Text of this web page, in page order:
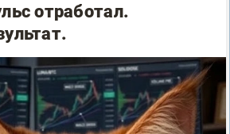
отработал.